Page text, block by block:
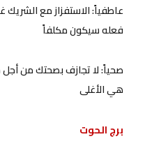
عاطفياً: الاستفزاز مع الشريك
فعله سيكون مكلفاً
صحياً: لا تجازف بصحتك من
هي الأغلى
برج الحوت